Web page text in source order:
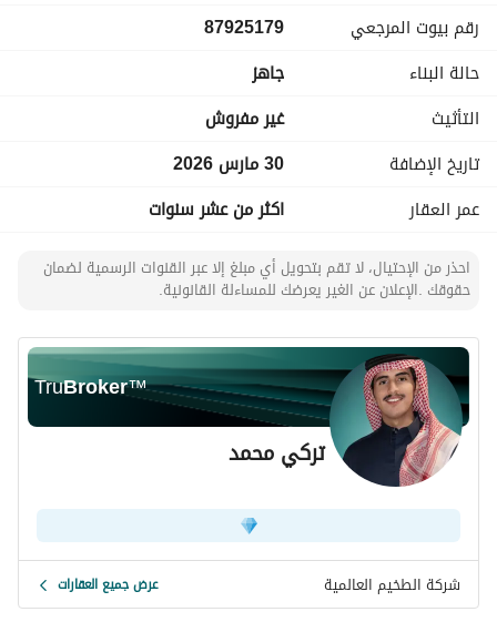
الدور الارضي
مطبخ كبير
مجلس بدورة مياة خاصة
ومقلط
وصالة بدورة مياة
٤ غرف نوم ماستنرز
سطح +غرفة خادمة +ودورة مياة وغرفة غسيل
مباشر مع المالك
https://maps. app. goo. gl/m3WyibbBJgmEMmek6?
g_st=iw
رقم بيوت المرجعي
87925179
حالة البناء
جاهز
التأثيث
غير مفروش
تاريخ الإضافة
30 مارس 2026
عمر العقار
اكثر من عشر سنوات
احذر من الإحتيال، لا تقم بتحويل أي مبلغ إلا عبر القنوات الرسمية لضمان
حقوقك .الإعلان عن الغير يعرضك للمساءلة القانونية.
TruBroker™
تركي محمد
شركة الطخيم العالمية عرض جميع العقارات